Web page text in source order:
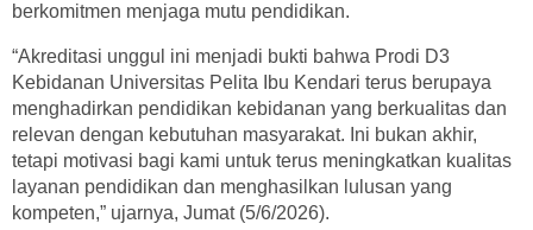
berkomitmen menjaga mutu pendidikan.
“Akreditasi unggul ini menjadi bukti bahwa Prodi D3
Kebidanan Universitas Pelita Ibu Kendari terus berupaya
menghadirkan pendidikan kebidanan yang berkualitas dan
relevan dengan kebutuhan masyarakat. Ini bukan akhir,
tetapi motivasi bagi kami untuk terus meningkatkan kualitas
layanan pendidikan dan menghasilkan lulusan yang
kompeten,” ujarnya, Jumat (5/6/2026).